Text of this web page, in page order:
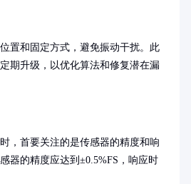
置和固定方式，避免振动干扰。此
期升级，以优化算法和修复潜在漏
，首要关注的是传感器的精度和响
器的精度应达到±0.5%FS，响应时